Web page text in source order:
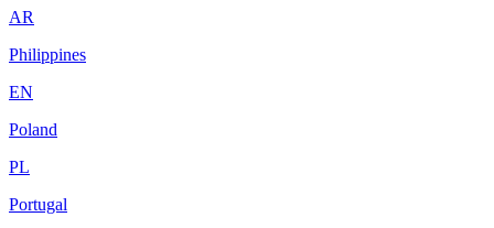
AR
Philippines
EN
Poland
PL
Portugal